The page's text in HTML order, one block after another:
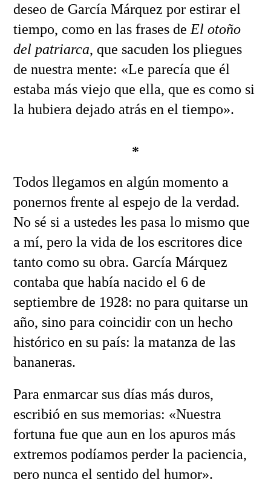
deseo de García Márquez por estirar el
tiempo, como en las frases de El otoño
del patriarca, que sacuden los pliegues
de nuestra mente: «Le parecía que él
estaba más viejo que ella, que es como si
la hubiera dejado atrás en el tiempo».
*
Todos llegamos en algún momento a
ponernos frente al espejo de la verdad.
No sé si a ustedes les pasa lo mismo que
a mí, pero la vida de los escritores dice
tanto como su obra. García Márquez
contaba que había nacido el 6 de
septiembre de 1928: no para quitarse un
año, sino para coincidir con un hecho
histórico en su país: la matanza de las
bananeras.
Para enmarcar sus días más duros,
escribió en sus memorias: «Nuestra
fortuna fue que aun en los apuros más
extremos podíamos perder la paciencia,
pero nunca el sentido del humor».